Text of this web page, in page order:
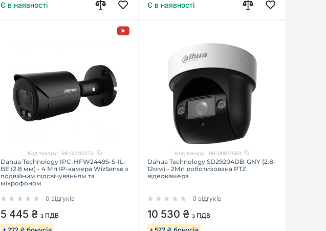
Є в наявності Є в наявності
Код товару: 99-00010273
Dahua Technology IPC-HFW2449S-S-IL-
BE (2.8 мм) - 4 Мп IP-камера WizSense з
подвійним підсвічуванням та
мікрофоном
0 відгуків
5 445 ₴ з ПДВ
Код товару: 99-00017583
Dahua Technology SD29204DB-GNY (2.8-
12мм) - 2Мп роботизована PTZ
відеокамера
0 відгуків
10 530 ₴з ПДВ